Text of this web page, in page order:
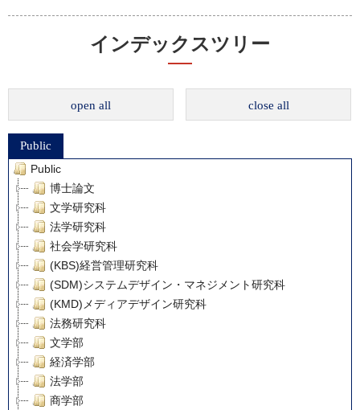
インデックスツリー
open all close all
Public
Public
博士論文
文学研究科
法学研究科
社会学研究科
(KBS)経営管理研究科
(SDM)システムデザイン・マネジメント研究科
(KMD)メディアデザイン研究科
法務研究科
文学部
経済学部
法学部
商学部